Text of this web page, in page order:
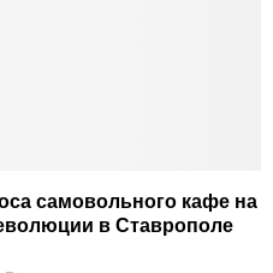
самовольного кафе на
в Ставрополе